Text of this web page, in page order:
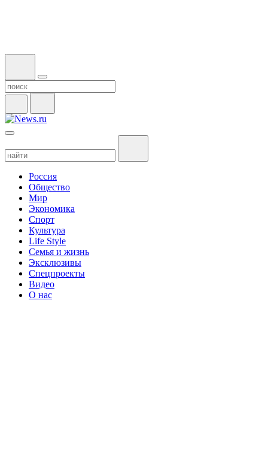
Россия
Общество
Мир
Экономика
Спорт
Культура
Life Style
Семья и жизнь
Эксклюзивы
Спецпроекты
Видео
О нас